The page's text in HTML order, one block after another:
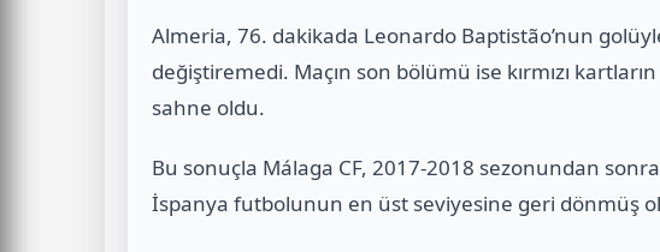
Almeria, 76. dakikada Leonardo Baptistão’nun
değiştiremedi. Maçın son bölümü ise kırmızı
sahne oldu.
Bu sonuçla Málaga CF, 2017-2018 sezonundan
İspanya futbolunun en üst seviyesine geri dönmüş